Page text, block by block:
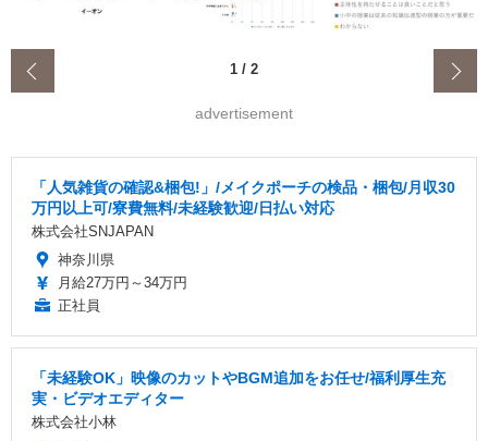
1 / 2
advertisement
「人気雑貨の確認&梱包!」/メイクポーチの検品・梱包/月収30
万円以上可/寮費無料/未経験歓迎/日払い対応
株式会社SNJAPAN
神奈川県
月給27万円～34万円
正社員
「未経験OK」映像のカットやBGM追加をお任せ/福利厚生充
実・ビデオエディター
株式会社小林